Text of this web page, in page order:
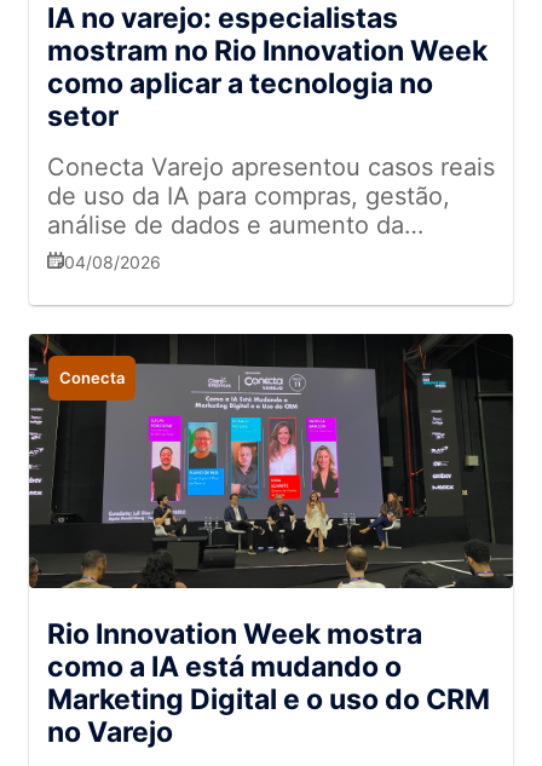
IA no varejo: especialistas
mostram no Rio Innovation Week
como aplicar a tecnologia no
setor
Conecta Varejo apresentou casos reais
de uso da IA para compras, gestão,
análise de dados e aumento da
produtividade no setor
04/08/2026
Conecta
Rio Innovation Week mostra
como a IA está mudando o
Marketing Digital e o uso do CRM
no Varejo